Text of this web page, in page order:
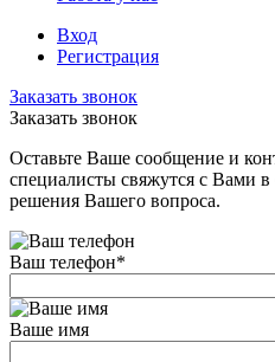
Вход
Регистрация
Заказать звонок
Заказать звонок
Оставьте Ваше сообщение и
специалисты свяжутся с Вами
решения Вашего вопроса.
Ваш телефон*
Ваше имя